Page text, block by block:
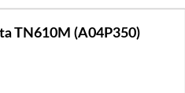
TN610M (A04P350)